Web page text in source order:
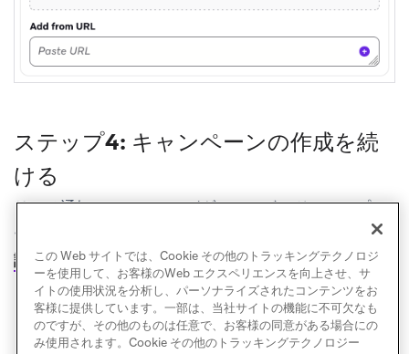
ステップ4: キャンペーンの作成を続
ける
リッチ通知のコンテンツがダッシュボードにアップロ
ードされたら、引き続き
キャンペーンのスケジュール
設定を行うことができます。
この Web サイトでは、Cookie その他のトラッキングテクノロジ
ーを使用して、お客様のWeb エクスペリエンスを向上させ、サ
イトの使用状況を分析し、パーソナライズされたコンテンツをお
客様に提供しています。一部は、当社サイトの機能に不可欠なも
のですが、その他のものは任意で、お客様の同意がある場合にの
み使用されます。Cookie その他のトラッキングテクノロジー